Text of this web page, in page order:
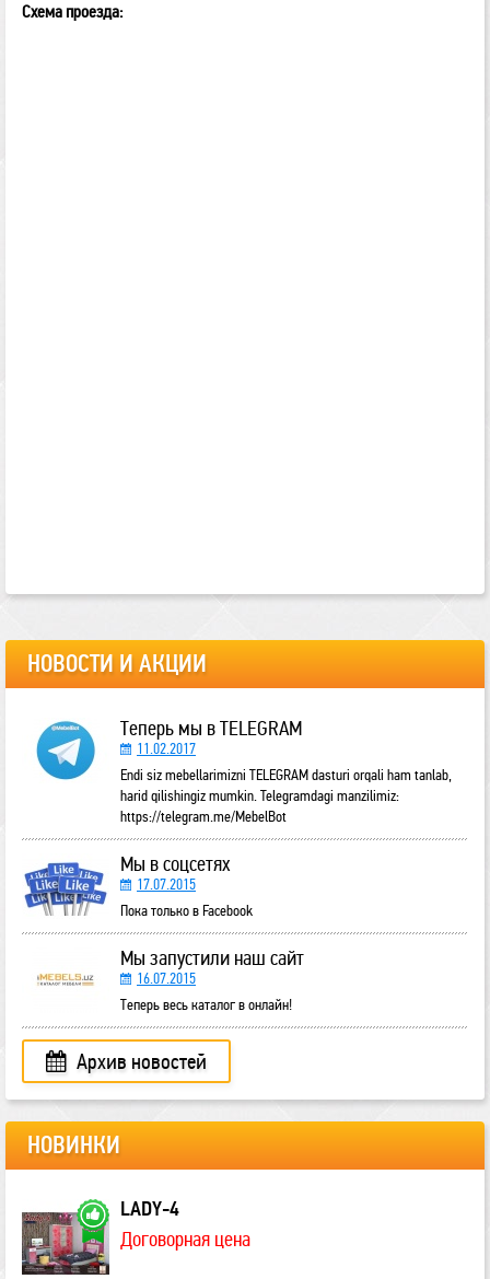
Схема проезда:
НОВОСТИ И АКЦИИ
Теперь мы в TELEGRAM
11.02.2017
Endi siz mebellarimizni TELEGRAM dasturi orqali ham tanlab,
harid qilishingiz mumkin. Telegramdagi manzilimiz:
https://telegram.me/MebelBot
Мы в соцсетях
17.07.2015
Пока только в Facebook
Мы запустили наш сайт
16.07.2015
Теперь весь каталог в онлайн!
Архив новостей
НОВИНКИ
LADY-4
Договорная цена